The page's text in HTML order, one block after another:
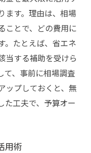
ます。理由は、相場
ことで、どの費用に
。たとえば、省エネ
当する補助を受けら
て、事前に相場調査
ップしておくと、無
た工夫で、予算オー
用術